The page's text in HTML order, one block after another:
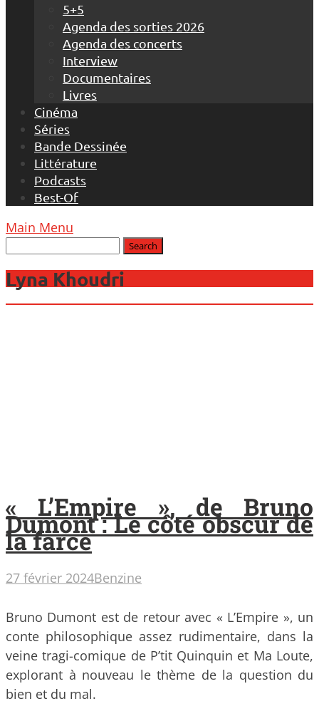
5+5
Agenda des sorties 2026
Agenda des concerts
Interview
Documentaires
Livres
Cinéma
Séries
Bande Dessinée
Littérature
Podcasts
Best-Of
Main Menu
Lyna Khoudri
« L’Empire », de Bruno
Dumont : Le côté obscur de
la farce
27 février 2024Benzine
Bruno Dumont est de retour avec « L’Empire », un
conte philosophique assez rudimentaire, dans la
veine tragi-comique de P’tit Quinquin et Ma Loute,
explorant à nouveau le thème de la question du
bien et du mal.